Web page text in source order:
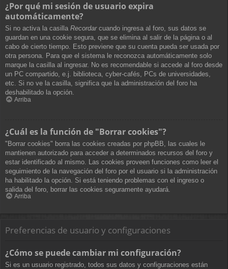
¿Por qué mi sesión de usuario expira
automáticamente?
Si no activa la casilla Recordarcuando ingresa al foro, sus datos se
guardan en una cookie segura, que se elimina al salir de la página o al
cabo de cierto tiempo. Esto previene que su cuenta pueda ser usada por
otra persona. Para que el sistema le reconozca automáticamente solo
marque la casilla al ingresar. No es recomendable si accede al foro desde
un PC compartido, e.j. biblioteca, cyber-cafés, PCs de universidades,
etc. Si no ve la casilla, significa que la administración del foro ha
deshabilitado la opción.
Arriba
¿Cuál es la función de "Borrar cookies"?
"Borrar cookies" borra las cookies creadas por phpBB, las cuales le
mantienen autorizado para acceder a determinados recursos del foro y
estar identificado al mismo. Las cookies proveen funciones como leer el
seguimiento de la navegación del foro por el usuario si la administración
ha habilitado la opción. Si está teniendo problemas con el ingreso o
salida del foro, borrar las cookies seguramente ayudará.
Arriba
Preferencias de usuario y configuraciones
¿Cómo se puede cambiar mi configuración?
Si es un usuario registrado, todos sus datos y configuraciones están